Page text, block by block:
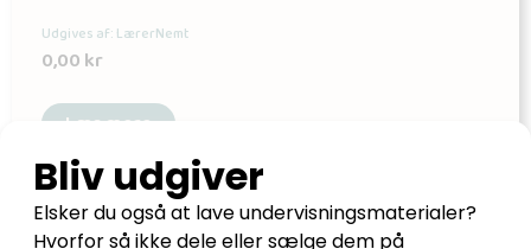
Udgives af: LærerNemt
0,00kr
Læs mere